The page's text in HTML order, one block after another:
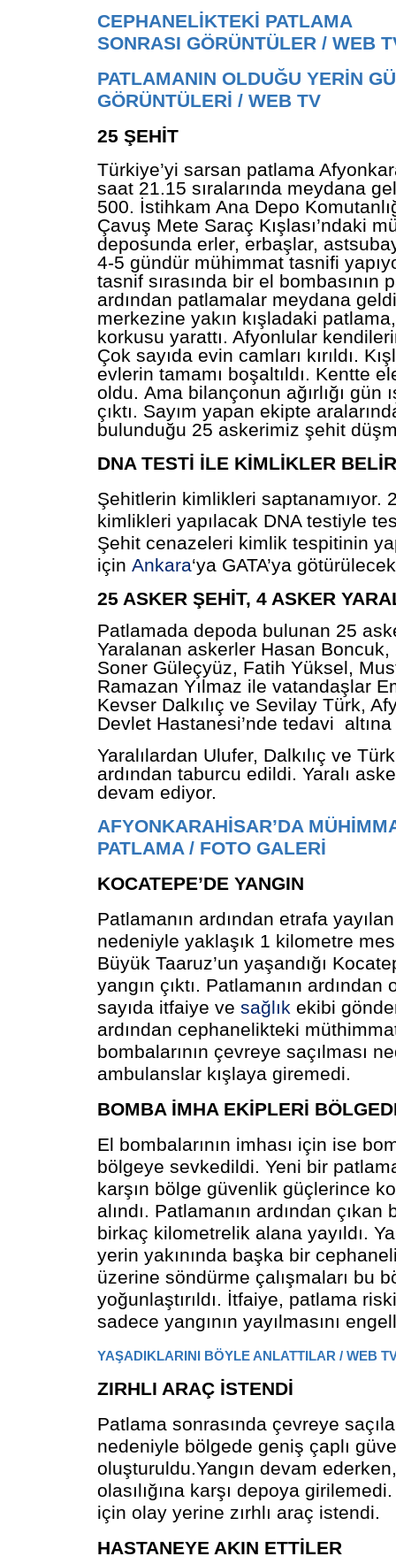
CEPHANELİKTEKİ PATLAMA
SONRASI GÖRÜNTÜLER / WEB
PATLAMANIN OLDUĞU YERİN
GÖRÜNTÜLERİ / WEB TV
25 ŞEHİT
Türkiye’yi sarsan patlama
saat 21.15 sıralarında meydana
500. İstihkam Ana Depo
Çavuş Mete Saraç Kışlası’ndaki
deposunda erler, erbaşlar,
4-5 gündür mühimmat tasnifi
tasnif sırasında bir el bombasının
ardından patlamalar meydana
merkezine yakın kışladaki
korkusu yarattı. Afyonlular
Çok sayıda evin camları kırıldı.
evlerin tamamı boşaltıldı. Kentte
oldu. Ama bilançonun ağırlığı gün
çıktı. Sayım yapan ekipte
bulunduğu 25 askerimiz şehit
DNA TESTİ İLE KİMLİKLER
Şehitlerin kimlikleri saptanamıyor.
kimlikleri yapılacak DNA testiyle
Şehit cenazeleri kimlik tespitinin
için Ankara‘ya GATA’ya
25 ASKER ŞEHİT, 4 ASKER
Patlamada depoda bulunan 25
Yaralanan askerler Hasan Boncuk,
Soner Güleçyüz, Fatih Yüksel,
Ramazan Yılmaz ile vatandaşlar
Kevser Dalkılıç ve Sevilay Türk,
Devlet Hastanesi’nde tedavi altına
Yaralılardan Ulufer, Dalkılıç ve
ardından taburcu edildi. Yaralı
devam ediyor.
AFYONKARAHİSAR’DA
PATLAMA / FOTO GALERİ
KOCATEPE’DE YANGIN
Patlamanın ardından etrafa yayılan
nedeniyle yaklaşık 1 kilometre
Büyük Taaruz’un yaşandığı
yangın çıktı. Patlamanın
sayıda itfaiye ve sağlık ekibi
ardından cephanelikteki
bombalarının çevreye saçılması
ambulanslar kışlaya giremedi.
BOMBA İMHA EKİPLERİ
El bombalarının imhası için ise
bölgeye sevkedildi. Yeni bir
karşın bölge güvenlik güçlerince
alındı. Patlamanın ardından çıkan
birkaç kilometrelik alana yayıldı.
yerin yakınında başka bir
üzerine söndürme çalışmaları bu
yoğunlaştırıldı. İtfaiye, patlama
sadece yangının yayılmasını
YAŞADIKLARINI BÖYLE ANLATTILAR / WEB
ZIRHLI ARAÇ İSTENDİ
Patlama sonrasında çevreye
nedeniyle bölgede geniş çaplı
oluşturuldu.Yangın devam
olasılığına karşı depoya
için olay yerine zırhlı araç istendi.
HASTANEYE AKIN ETTİLER